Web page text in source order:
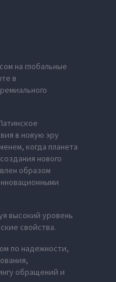
на глобальные
в
в новую эру
когда планета
нового
образом
высокий уровень
свойства.
по надежности,
обращений и